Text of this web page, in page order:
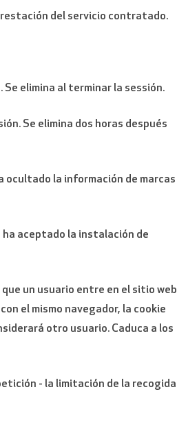
del servicio contratado.
elimina al terminar la sessión.
Se elimina dos horas después
ocultado la información de marcas
aceptado la instalación de
un usuario entre en el sitio web
el mismo navegador, la cookie
otro usuario. Caduca a los
- la limitación de la recogida